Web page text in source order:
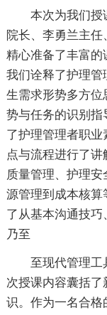
本次为我们授课
院长、李勇兰主
精心准备了丰富的
我们诠释了护理管
生需求形势多方
势与任务的识别
了护理管理者职
点与流程进行了
质量管理、护理
源管理到成本核
了从基本沟通技
乃至
至现代管理工具
次授课内容囊括
识。作为一名合格